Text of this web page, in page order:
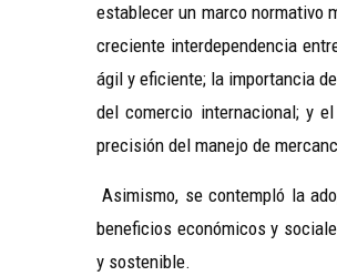
establecer un marco normativo
creciente interdependencia
ágil y eficiente; la importancia
del comercio internacional; y
precisión del manejo de
Asimismo, se contempló la
beneficios económicos y
y sostenible.